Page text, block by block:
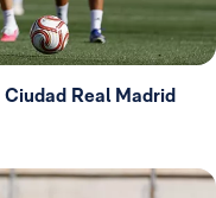
Real Madrid